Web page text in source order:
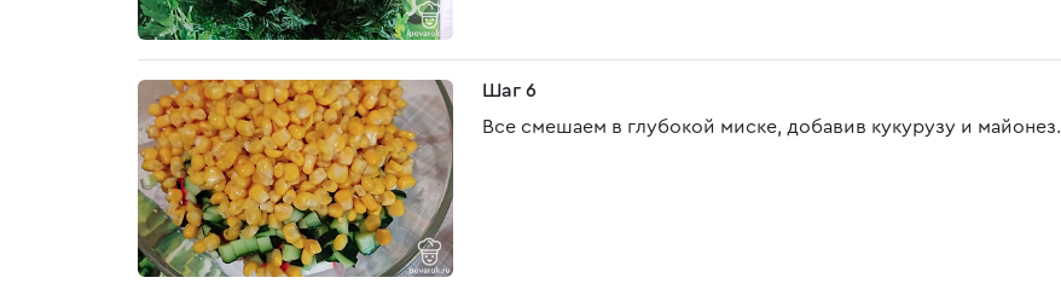
Шаг 6
Все смешаем в глубокой миске, добавив кукурузу и майонез.